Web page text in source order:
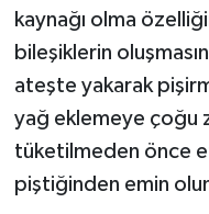
kaynağı olma
bileşiklerin
ateşte yakarak
yağ eklemeye çoğu
tüketilmeden önce
piştiğinden emin